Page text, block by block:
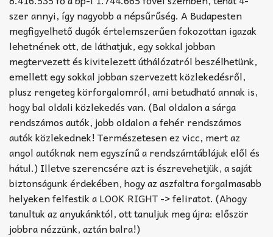
szer annyi, így nagyobb a népsűrűség. A Budapesten
megfigyelhető dugók értelemszerűen fokozottan igazak
lehetnének ott, de láthatjuk, egy sokkal jobban
megtervezett és kivitelezett úthálózatról beszélhetünk,
emellett egy sokkal jobban szervezett közlekedésről,
plusz rengeteg körforgalomról, ami betudható annak is,
hogy bal oldali közlekedés van. (Bal oldalon a sárga
rendszámos autók, jobb oldalon a fehér rendszámos
autók közlekednek! Természetesen ez vicc, mert az
angol autóknak nem egyszínű a rendszámtáblájuk elől és
hátul.) Illetve szerencsére azt is észrevehetjük, a saját
biztonságunk érdekében, hogy az aszfaltra forgalmasabb
helyeken felfestik a LOOK RIGHT -> feliratot. (Ahogy
tanultuk az anyukánktól, ott tanuljuk meg újra: először
jobbra nézzünk, aztán balra!)